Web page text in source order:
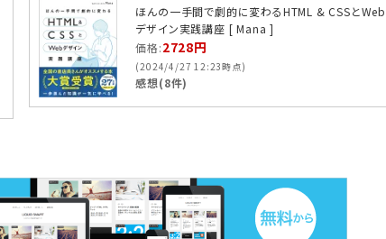
ほんの一手間で劇的に変わるHTML & CSSとWeb
デザイン実践講座 [ Mana ]
価格:2728円
(2024/4/27 12:23時点)
感想(8件)